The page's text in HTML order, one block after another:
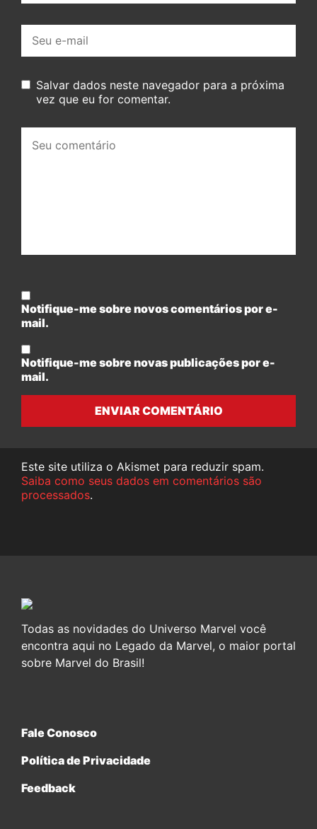
mail:
Salvar dados neste navegador para a próxima
vez que eu for comentar.
comentário:
Notifique-me sobre novos comentários por e-
mail.
Notifique-me sobre novas publicações por e-
mail.
ENVIAR COMENTÁRIO
Este site utiliza o Akismet para reduzir spam.
Saiba como seus dados em comentários são
processados.
Todas as novidades do Universo Marvel você
encontra aqui no Legado da Marvel, o maior portal
sobre Marvel do Brasil!
Fale Conosco
Política de Privacidade
Feedback